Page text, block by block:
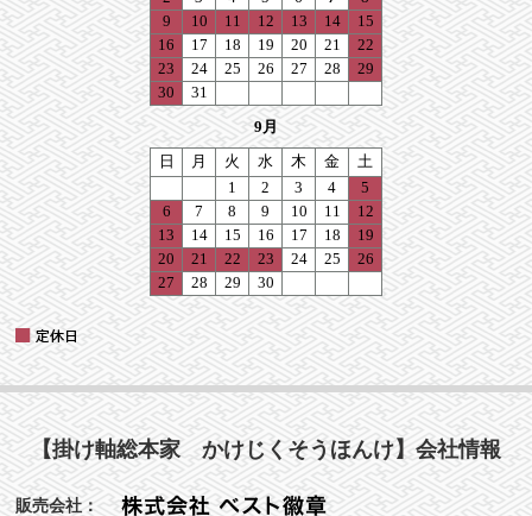
【掛け軸総本家 かけじくそうほんけ】会社情報
販売会社：